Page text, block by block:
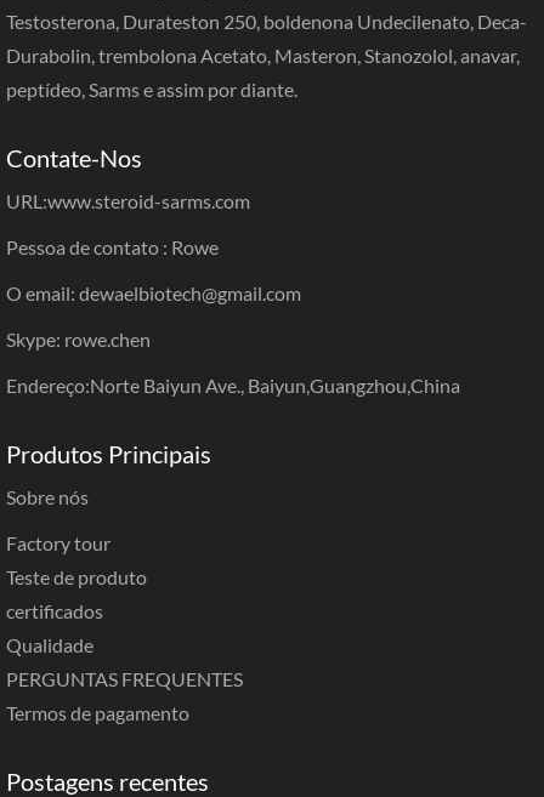
Testosterona, Durateston 250, boldenona Undecilenato, Deca-
Durabolin, trembolona Acetato, Masteron, Stanozolol, anavar,
peptídeo, Sarms e assim por diante.
Contate-Nos
URL:www.steroid-sarms.com
Pessoa de contato : Rowe
O email: dewaelbiotech@gmail.com
Skype: rowe.chen
Endereço:Norte Baiyun Ave., Baiyun,Guangzhou,China
Produtos Principais
Sobre nós
Factory tour
Teste de produto
certificados
Qualidade
PERGUNTAS FREQUENTES
Termos de pagamento
Postagens recentes